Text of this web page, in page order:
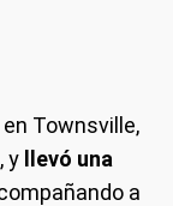
Townsville,
y llevó una
a